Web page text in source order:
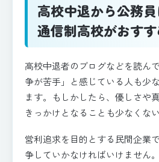
高校中退から公務
通信制高校がおすす
高校中退者のブログなどを読ん
争が苦手」と感じている人も少
ます。もしかしたら、優しさや
きっかけとなることも少なくな
営利追求を目的とする民間企業
争していかなければいけません